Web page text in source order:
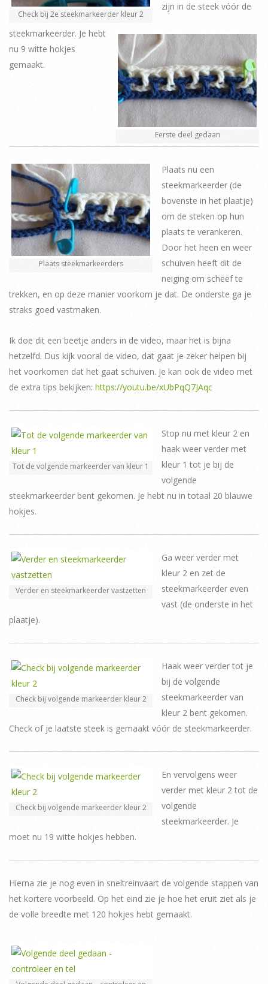
Check bij 2e steekmarkeerder kleur 2
Eerste deel gedaan
zijn in de steek vóór de
steekmarkeerder. Je hebt
nu 9 witte hokjes
gemaakt.
Plaats steekmarkeerders
Plaats nu een
steekmarkeerder (de
bovenste in het plaatje)
om de steken op hun
plaats te verankeren.
Door het heen en weer
schuiven heeft dit de
neiging om scheef te
trekken, en op deze manier voorkom je dat. De onderste ga je
straks goed vastmaken.
Ik doe dit een beetje anders in de video, maar het is bijna
hetzelfd. Dus kijk vooral de video, dat gaat je zeker helpen bij
het voorkomen dat het gaat schuiven. Je kan ook de video met
de extra tips bekijken: https://youtu.be/xUbPqQ7JAqc
Tot de volgende markeerder van kleur 1
Stop nu met kleur 2 en
haak weer verder met
kleur 1 tot je bij de
volgende
steekmarkeerder bent gekomen. Je hebt nu in totaal 20 blauwe
hokjes.
Verder en steekmarkeerder vastzetten
Ga weer verder met
kleur 2 en zet de
steekmarkeerder even
vast (de onderste in het
plaatje).
Check bij volgende markeerder kleur 2
Haak weer verder tot je
bij de volgende
steekmarkeerder van
kleur 2 bent gekomen.
Check of je laatste steek is gemaakt vóór de steekmarkeerder.
Check bij volgende markeerder kleur 2
En vervolgens weer
verder met kleur 2 tot de
volgende
steekmarkeerder. Je
moet nu 19 witte hokjes hebben.
Hierna zie je nog even in sneltreinvaart de volgende stappen van
het kortere voorbeeld. Op het eind zie je hoe het eruit ziet als je
de volle breedte met 120 hokjes hebt gemaakt.